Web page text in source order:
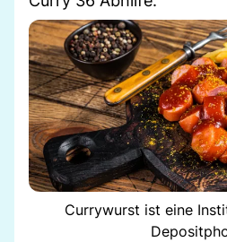
Currywurst ist eine